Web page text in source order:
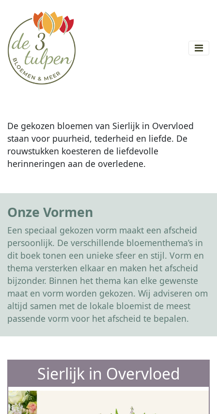
De gekozen bloemen van Sierlijk in Overvloed
staan voor puurheid, tederheid en liefde. De
rouwstukken koesteren de liefdevolle
herinneringen aan de overledene.
Onze Vormen
Een speciaal gekozen vorm maakt een afscheid
persoonlijk. De verschillende bloementhema’s in
dit boek tonen een unieke sfeer en stijl. Vorm en
thema versterken elkaar en maken het afscheid
bijzonder. Binnen het thema kan elke gewenste
maat en vorm worden gekozen. Wij adviseren om
altijd samen met de lokale bloemist de meest
passende vorm voor het afscheid te bepalen.
Sierlijk in Overvloed